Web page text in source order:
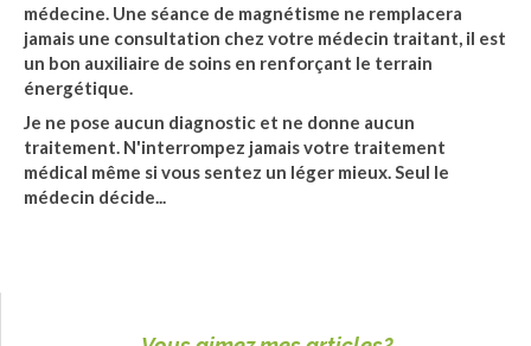
médecine. Une séance de magnétisme ne remplacera
jamais une consultation chez votre médecin traitant, il est
un bon auxiliaire de soins en renforçant le terrain
énergétique.
Je ne pose aucun diagnostic et ne donne aucun
traitement. N'interrompez jamais votre traitement
médical même si vous sentez un léger mieux. Seul le
médecin décide...